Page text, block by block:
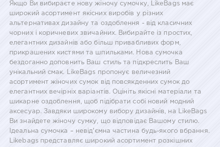
Якщо Ви вибираєте нову жіночу сумочку, LikeBags має
широкий асортимент якісних виробів у різних
альтернативах дизайну та оздоблення - від класичних
чорних і коричневих звичайних. Вибирайте із простих,
елегантних дизайнів або більш привабливих форм,
прикрашених кистями та шпильками. Нова сумочка
бездоганно доповнить Ваш стиль та підкреслить Ваш
унікальний смак. LikeBags пропонує величезний
асортимент жіночих сумок від повсякденних сумок до
елегантних вечірніх варіантів. Оцініть якісні матеріали та
шикарне оздоблення, щоб підібрати собі новий модний
аксесуар. Завдяки широкому вибору дизайнів, на LikeBags
Ви знайдете жіночу сумку, що відповідає Вашому стилю.
Ідеальна сумочка – невід'ємна частина будь-якого вбрання.
Likebags представляє широкий асортимент розкішних